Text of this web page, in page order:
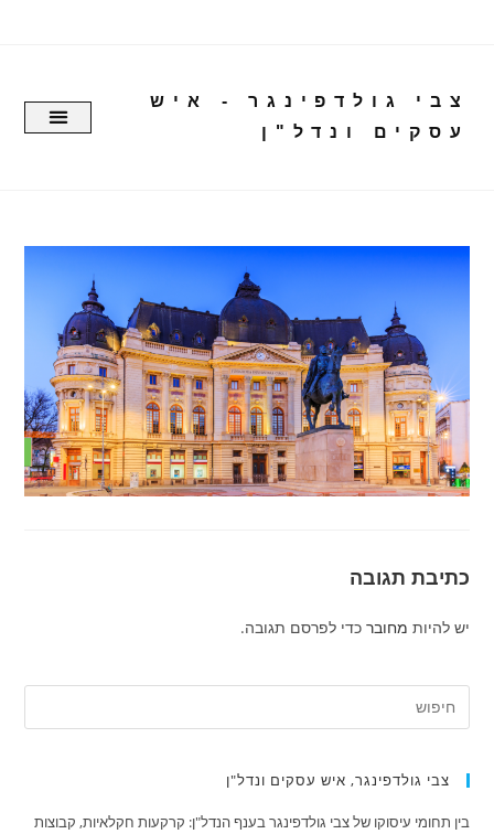
צבי גולדפינגר - איש
עסקים ונדל"ן
כתיבת תגובה
יש להיות מחובר כדי לפרסם תגובה.
צבי גולדפינגר, איש עסקים ונדל"ן
בין תחומי עיסוקו של צבי גולדפינגר בענף הנדל"ן: קרקעות חקלאיות, קבוצות